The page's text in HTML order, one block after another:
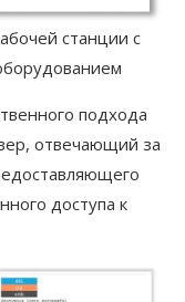
станции с
подхода
отвечающий за
доступа к